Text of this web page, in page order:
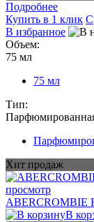
Подробнее
Купить в 1 клик
В избранное
Объем:
75 мл
75 мл
Тип:
Хит продаж
просмотр
ABERCROMBIE
В